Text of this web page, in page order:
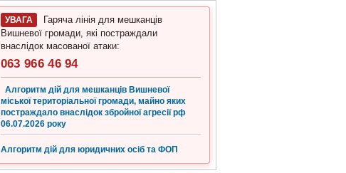
УВАГА
Гаряча лінія для мешканців
Вишневої громади, які постраждали
внаслідок масованої атаки:
063 966 46 94
Алгоритм дій для мешканців Вишневої
міської територіальної громади, майно яких
постраждало внаслідок збройної агресії рф
06.07.2026 року
Алгоритм дій для юридичних осіб та ФОП